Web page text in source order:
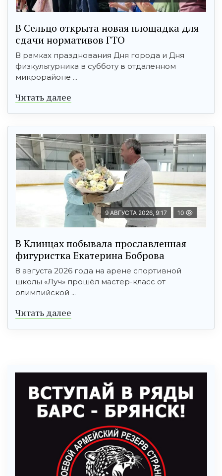
В Сельцо открыта новая площадка для
сдачи нормативов ГТО
В рамках празднования Дня города и Дня
физкультурника в субботу в отдаленном
микрорайоне ...
Читать далее
9 АВГУСТА 2026, 9:17 10
В Клинцах побывала прославленная
фигуристка Екатерина Боброва
8 августа 2026 года на арене спортивной
школы «Луч» прошёл мастер-класс от
олимпийской ...
Читать далее